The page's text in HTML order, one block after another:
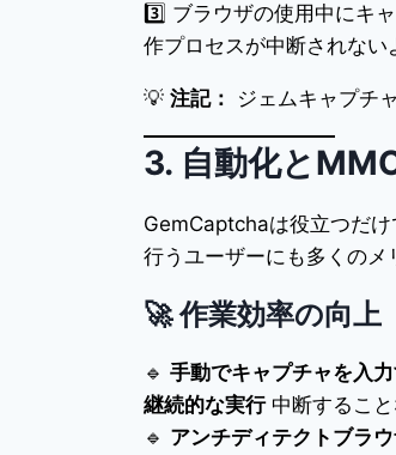
3️⃣ ブラウザの使用中にキ
作プロセスが中断されない
💡 注記： ジェムキャプチャ
3. 自動化と
GemCaptchaは役立つだけ
行うユーザーにも多くのメ
🚀作業効率の向上
🔹 手動でキャプチャを入
継続的な実行中断すること
🔹 アンチディテクトブラ